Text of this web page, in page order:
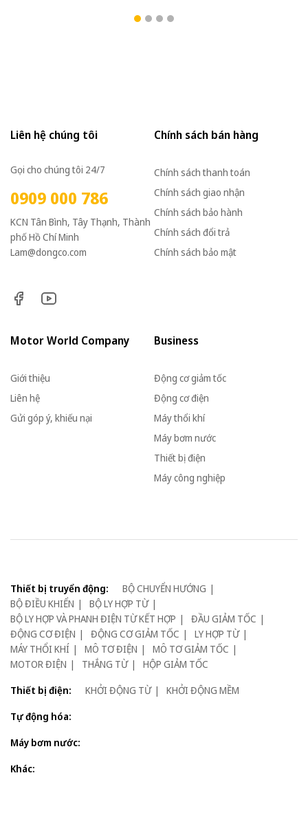
Liên hệ chúng tôi
Gọi cho chúng tôi 24/7
0909 000 786
KCN Tân Bình, Tây Thạnh, Thành
phố Hồ Chí Minh
Lam@dongco.com
Chính sách bán hàng
Chính sách thanh toán
Chính sách giao nhận
Chính sách bảo hành
Chính sách đổi trả
Chính sách bảo mật
Motor World Company
Giới thiệu
Liên hệ
Gửi góp ý, khiếu nại
Business
Động cơ giảm tốc
Động cơ điện
Máy thổi khí
Máy bơm nước
Thiết bị điện
Máy công nghiệp
Thiết bị truyển động:
BỘ CHUYỂN HƯỚNG
BỘ ĐIỀU KHIỂN
BỘ LY HỢP TỪ
BỘ LY HỢP VÀ PHANH ĐIỆN TỪ KẾT HỢP
ĐẦU GIẢM TỐC
ĐỘNG CƠ ĐIỆN
ĐỘNG CƠ GIẢM TỐC
LY HỢP TỪ
MÁY THỔI KHÍ
MÔ TƠ ĐIỆN
MÔ TƠ GIẢM TỐC
MOTOR ĐIỆN
THẮNG TỪ
HỘP GIẢM TỐC
Thiết bị điện:
KHỞI ĐỘNG TỪ
KHỞI ĐỘNG MỀM
Tự động hóa:
Máy bơm nước:
Khác: